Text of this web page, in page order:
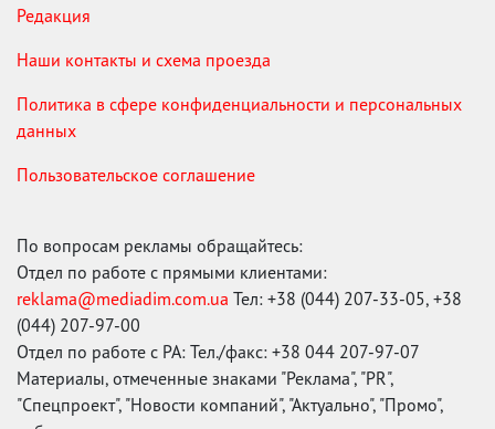
Редакция
Наши контакты и схема проезда
Политика в сфере конфиденциальности и персональных
данных
Пользовательское соглашение
По вопросам рекламы обращайтесь:
Отдел по работе с прямыми клиентами:
reklama@mediadim.com.ua Тел: +38 (044) 207-33-05, +38
(044) 207-97-00
Отдел по работе с РА: Тел./факс: +38 044 207-97-07
Материалы, отмеченные знаками "Реклама", "PR",
"Спецпроект", "Новости компаний", "Актуально", "Промо",